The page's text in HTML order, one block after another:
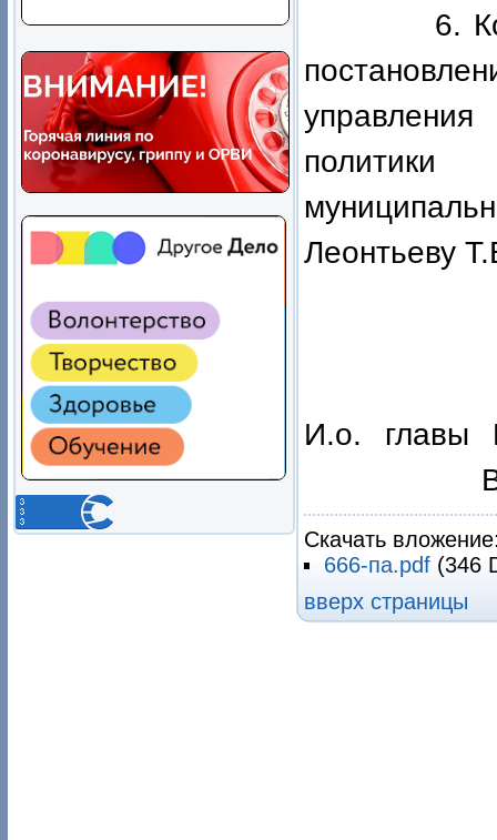
6.
Леонтьеву
И.о. главы
В.Ю.
Скачать
666-па.pdf (346
вверх страницы